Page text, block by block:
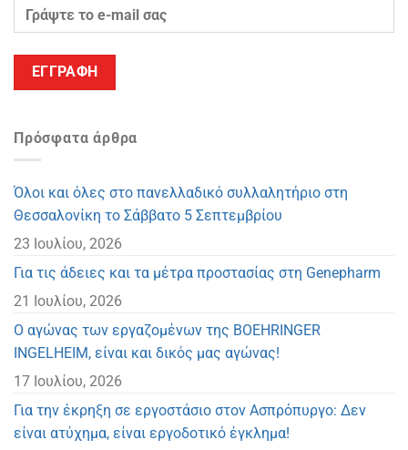
Πρόσφατα άρθρα
Όλοι και όλες στο πανελλαδικό συλλαλητήριο στη
Θεσσαλονίκη το Σάββατο 5 Σεπτεμβρίου
23 Ιουλίου, 2026
Για τις άδειες και τα μέτρα προστασίας στη Genepharm
21 Ιουλίου, 2026
Ο αγώνας των εργαζομένων της BOEHRINGER
INGELHEIM, είναι και δικός μας αγώνας!
17 Ιουλίου, 2026
Για την έκρηξη σε εργοστάσιο στον Ασπρόπυργο: Δεν
είναι ατύχημα, είναι εργοδοτικό έγκλημα!